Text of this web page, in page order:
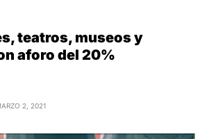
teatros, museos y
aforo del 20%
2, 2021